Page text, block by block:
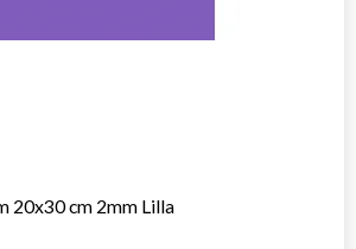
20x30 cm 2mm Lilla